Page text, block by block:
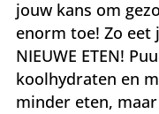
jouw kans om
enorm toe! Zo eet
NIEUWE ETEN!
koolhydraten en
minder eten,